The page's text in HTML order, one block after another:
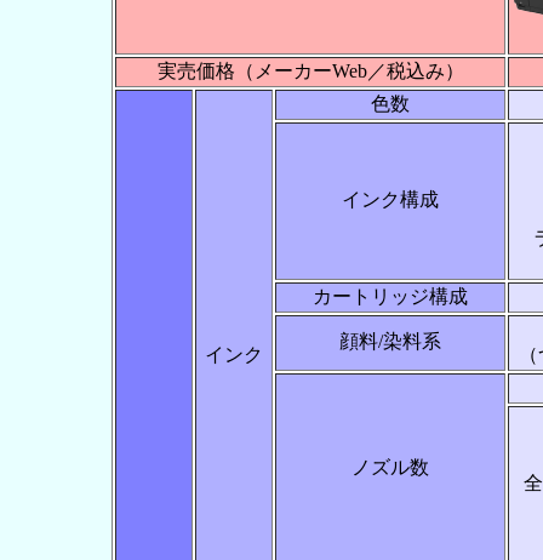
実売価格（メーカーWeb／税込み）
インク
色数
インク構成
カートリッジ構成
顔料/染料系
ノズル数